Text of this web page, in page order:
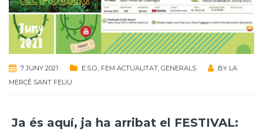
7 JUNY 2021 E.S.O., FEM ACTUALITAT, GENERALS BY LA
MERCÈ SANT FELIU
Ja és aquí, ja ha arribat el FESTIVAL: